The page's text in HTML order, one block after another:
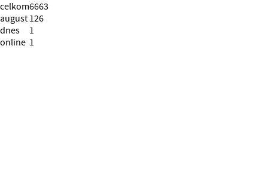
celkom6663
august 126
dnes
1
online 1